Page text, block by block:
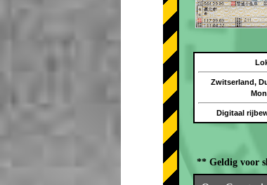
Zwitserland,
Digitaal
** Geldig voor